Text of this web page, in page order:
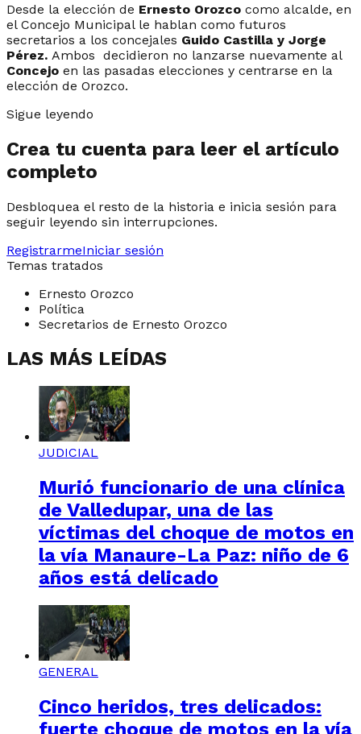
Desde la elección de Ernesto Orozco como alcalde, en
el Concejo Municipal le hablan como futuros
secretarios a los concejales Guido Castilla y Jorge
Pérez. Ambos decidieron no lanzarse nuevamente al
Concejo en las pasadas elecciones y centrarse en la
elección de Orozco.
Sigue leyendo
Crea tu cuenta para leer el artículo
completo
Desbloquea el resto de la historia e inicia sesión para
seguir leyendo sin interrupciones.
RegistrarmeIniciar sesión
Temas tratados
Ernesto Orozco
Política
Secretarios de Ernesto Orozco
LAS MÁS LEÍDAS
JUDICIAL
Murió funcionario de una clínica
de Valledupar, una de las
víctimas del choque de motos en
la vía Manaure-La Paz: niño de 6
años está delicado
GENERAL
Cinco heridos, tres delicados:
fuerte choque de motos en la vía